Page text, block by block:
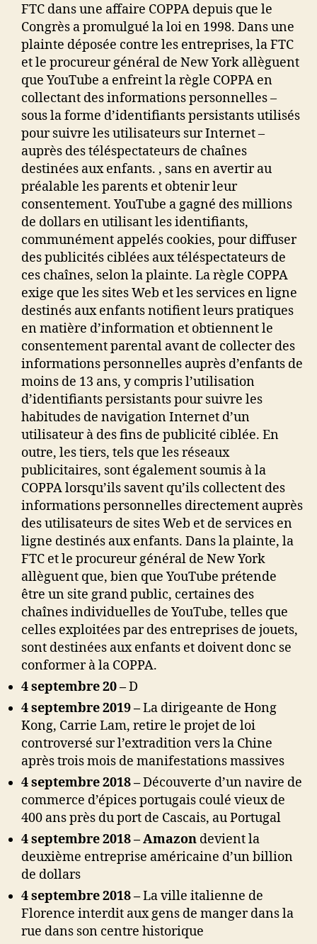
FTC dans une affaire COPPA depuis que le
Congrès a promulgué la loi en 1998. Dans une
plainte déposée contre les entreprises, la FTC
et le procureur général de New York allèguent
que YouTube a enfreint la règle COPPA en
collectant des informations personnelles –
sous la forme d’identifiants persistants utilisés
pour suivre les utilisateurs sur Internet –
auprès des téléspectateurs de chaînes
destinées aux enfants. , sans en avertir au
préalable les parents et obtenir leur
consentement. YouTube a gagné des millions
de dollars en utilisant les identifiants,
communément appelés cookies, pour diffuser
des publicités ciblées aux téléspectateurs de
ces chaînes, selon la plainte. La règle COPPA
exige que les sites Web et les services en ligne
destinés aux enfants notifient leurs pratiques
en matière d’information et obtiennent le
consentement parental avant de collecter des
informations personnelles auprès d’enfants de
moins de 13 ans, y compris l’utilisation
d’identifiants persistants pour suivre les
habitudes de navigation Internet d’un
utilisateur à des fins de publicité ciblée. En
outre, les tiers, tels que les réseaux
publicitaires, sont également soumis à la
COPPA lorsqu’ils savent qu’ils collectent des
informations personnelles directement auprès
des utilisateurs de sites Web et de services en
ligne destinés aux enfants. Dans la plainte, la
FTC et le procureur général de New York
allèguent que, bien que YouTube prétende
être un site grand public, certaines des
chaînes individuelles de YouTube, telles que
celles exploitées par des entreprises de jouets,
sont destinées aux enfants et doivent donc se
conformer à la COPPA.
4 septembre 20 –D
4 septembre 2019 –La dirigeante de Hong
Kong, Carrie Lam, retire le projet de loi
controversé sur l’extradition vers la Chine
après trois mois de manifestations massives
4 septembre 2018 –Découverte d’un navire de
commerce d’épices portugais coulé vieux de
400 ans près du port de Cascais, au Portugal
4 septembre 2018 – Amazon devient la
deuxième entreprise américaine d’un billion
de dollars
4 septembre 2018 –La ville italienne de
Florence interdit aux gens de manger dans la
rue dans son centre historique